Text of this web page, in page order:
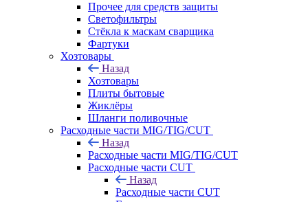
Прочее для средств защиты
Светофильтры
Стёкла к маскам сварщика
Фартуки
Хозтовары
Назад
Хозтовары
Плиты бытовые
Жиклёры
Шланги поливочные
Расходные части MIG/TIG/CUT
Назад
Расходные части MIG/TIG/CUT
Расходные части CUT
Назад
Расходные части CUT